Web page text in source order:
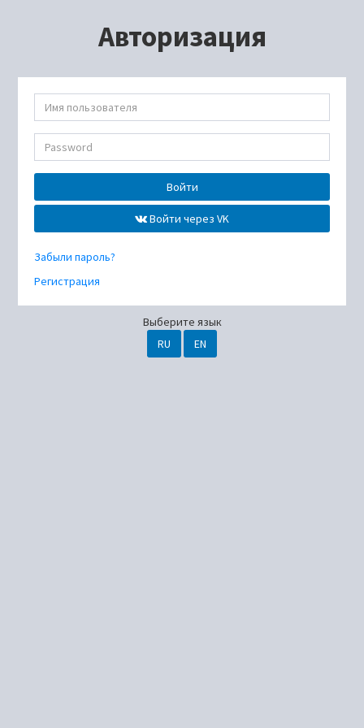
Авторизация
Войти
Войти через VK
Забыли пароль?
Регистрация
Выберите язык